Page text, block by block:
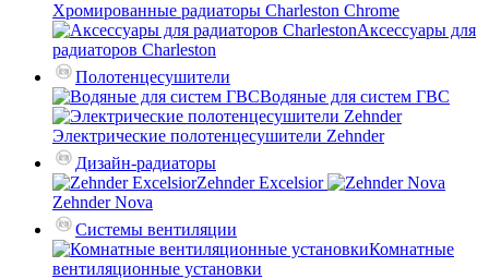
Хромированные радиаторы Charleston Chrome
Аксессуары для
радиаторов Charleston
Полотенцесушители
Водяные для систем ГВС
Электрические полотенцесушители Zehnder
Дизайн-радиаторы
Zehnder Excelsior
Zehnder Nova
Системы вентиляции
Комнатные
вентиляционные установки